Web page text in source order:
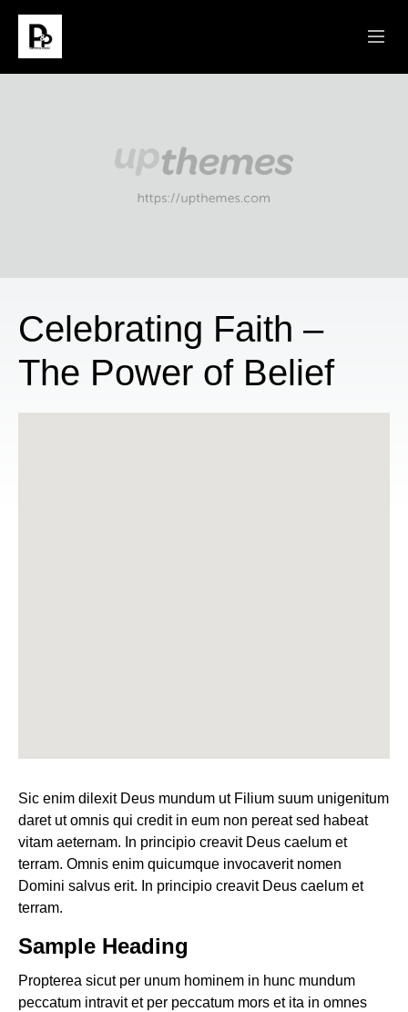
Celebrating Faith –
The Power of Belief
Sic enim dilexit Deus mundum ut Filium suum unigenitum
daret ut omnis qui credit in eum non pereat sed habeat
vitam aeternam. In principio creavit Deus caelum et
terram. Omnis enim quicumque invocaverit nomen
Domini salvus erit. In principio creavit Deus caelum et
terram.
Sample Heading
Propterea sicut per unum hominem in hunc mundum
peccatum intravit et per peccatum mors et ita in omnes